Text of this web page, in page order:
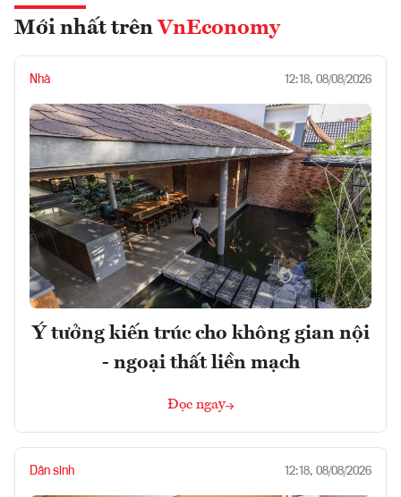
Mới nhất trên VnEconomy
Nhà 12:18, 08/08/2026
Ý tưởng kiến trúc cho không gian nội
- ngoại thất liền mạch
Đọc ngay
Dân sinh 12:18, 08/08/2026